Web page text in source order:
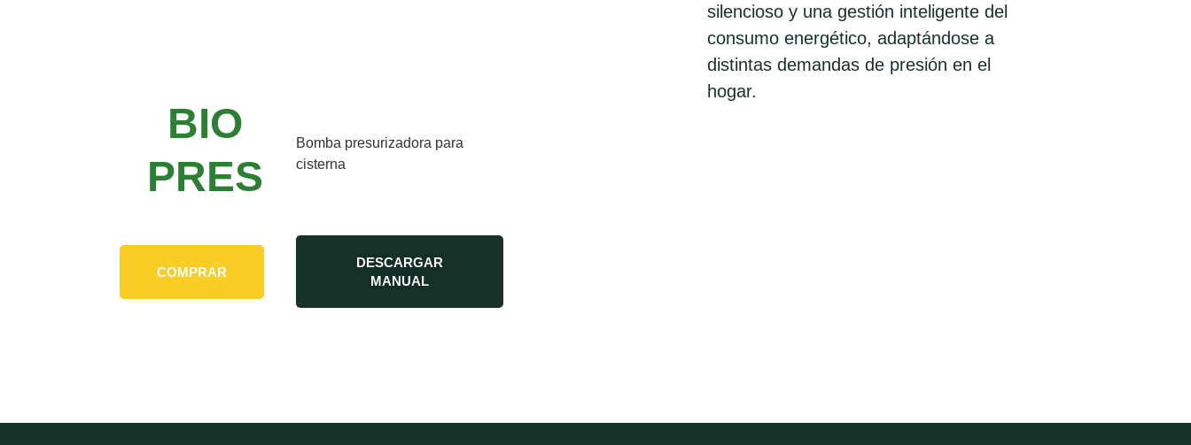
BIO
PRES
Bomba presurizadora para
cisterna
COMPRAR
DESCARGAR
MANUAL
silencioso y una gestión inteligente del
consumo energético, adaptándose a
distintas demandas de presión en el
hogar.